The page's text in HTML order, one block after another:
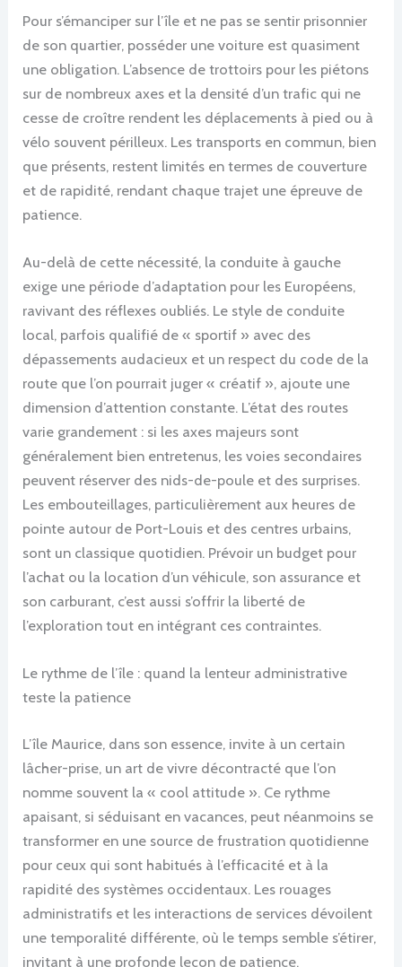
Pour s’émanciper sur l’île et ne pas se sentir prisonnier
de son quartier, posséder une voiture est quasiment
une obligation. L’absence de trottoirs pour les piétons
sur de nombreux axes et la densité d’un trafic qui ne
cesse de croître rendent les déplacements à pied ou à
vélo souvent périlleux. Les transports en commun, bien
que présents, restent limités en termes de couverture
et de rapidité, rendant chaque trajet une épreuve de
patience.
Au-delà de cette nécessité, la conduite à gauche
exige une période d’adaptation pour les Européens,
ravivant des réflexes oubliés. Le style de conduite
local, parfois qualifié de « sportif » avec des
dépassements audacieux et un respect du code de la
route que l’on pourrait juger « créatif », ajoute une
dimension d’attention constante. L’état des routes
varie grandement : si les axes majeurs sont
généralement bien entretenus, les voies secondaires
peuvent réserver des nids-de-poule et des surprises.
Les embouteillages, particulièrement aux heures de
pointe autour de Port-Louis et des centres urbains,
sont un classique quotidien. Prévoir un budget pour
l’achat ou la location d’un véhicule, son assurance et
son carburant, c’est aussi s’offrir la liberté de
l’exploration tout en intégrant ces contraintes.
Le rythme de l’île : quand la lenteur administrative
teste la patience
L’île Maurice, dans son essence, invite à un certain
lâcher-prise, un art de vivre décontracté que l’on
nomme souvent la « cool attitude ». Ce rythme
apaisant, si séduisant en vacances, peut néanmoins se
transformer en une source de frustration quotidienne
pour ceux qui sont habitués à l’efficacité et à la
rapidité des systèmes occidentaux. Les rouages
administratifs et les interactions de services dévoilent
une temporalité différente, où le temps semble s’étirer,
invitant à une profonde leçon de patience.